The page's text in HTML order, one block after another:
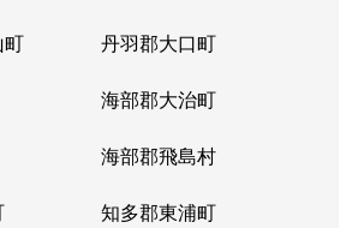
町 丹羽郡大口町
海部郡大治町
海部郡飛島村
知多郡東浦町